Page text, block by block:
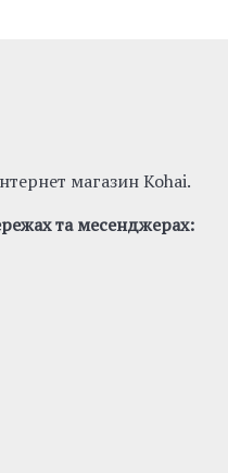
магазин Kohai.
та месенджерах: